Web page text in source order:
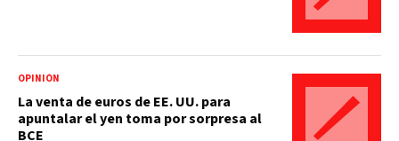
OPINIÓN
La venta de euros de EE. UU. para
apuntalar el yen toma por sorpresa al
BCE